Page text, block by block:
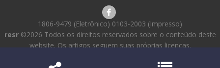
1806-9479 (Eletrônico) 0103-2003 (Impresso)
resr ©2026 Todos os direitos reservados sobre o conteúdo deste
website. Os artigos seguem suas próprias licenças.